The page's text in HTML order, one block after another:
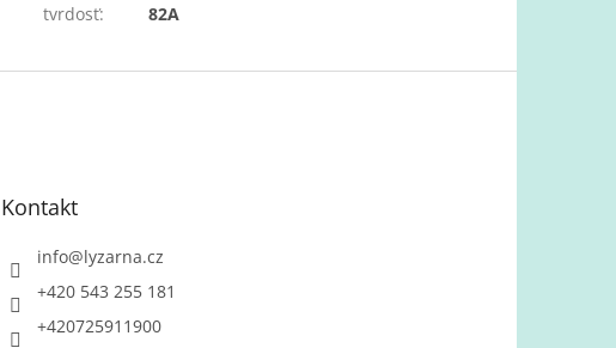
tvrdosť: 82A
Kontakt
info@lyzarna.cz
+420 543 255 181
+420725911900